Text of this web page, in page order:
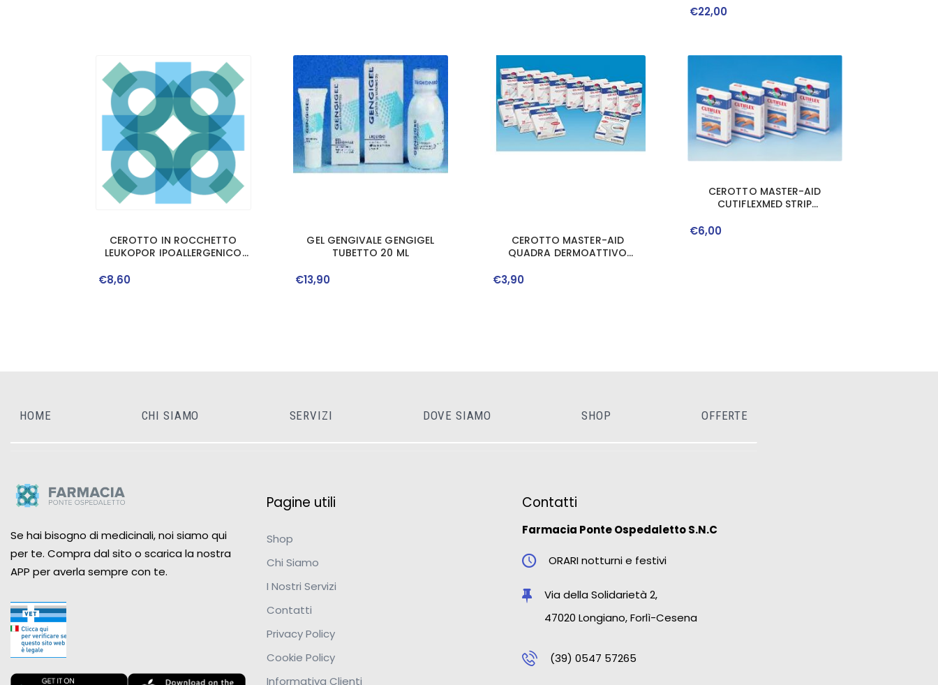
€22,00
CEROTTO IN ROCCHETTO
LEUKOPOR IPOALLERGENICO
BIANCO 2,5X920 CM CON
€8,60
GEL GENGIVALE GENGIGEL
TUBETTO 20 ML
€13,90
CEROTTO MASTER-AID
QUADRA DERMOATTIVO
€3,90
CEROTTO MASTER-AID
CUTIFLEXMED STRIP
SUPPORTO IN POLIURETANO 4
€6,00
HOME CHI SIAMO SERVIZI DOVE SIAMO SHOP OFFERTE
Se hai bisogno di medicinali, noi siamo qui
per te. Compra dal sito o scarica la nostra
APP per averla sempre con te.
Pagine utili
Shop
Chi Siamo
I Nostri Servizi
Contatti
Privacy Policy
Cookie Policy
Informativa Clienti
Contatti
Farmacia Ponte Ospedaletto S.N.C
ORARI notturni e festivi
Via della Solidarietà 2,
47020 Longiano, Forlì-Cesena
(39) 0547 57265